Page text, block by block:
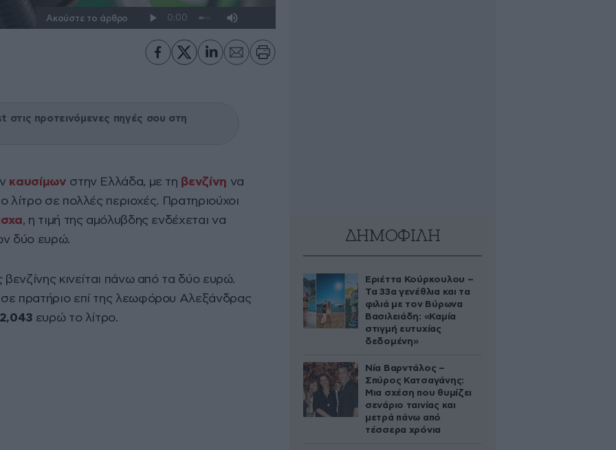
Ακούστε το άρθρο
στις προτεινόμενες πηγές σου στη
καυσίμων στην Ελλάδα, με τη βενζίνη να
σε πολλές περιοχές. Πρατηριούχοι
, η τιμή της αμόλυβδης ενδέχεται να
δύο ευρώ.
κινείται πάνω από τα δύο ευρώ.
πρατήριο επί της λεωφόρου Αλεξάνδρας
2,043 ευρώ το λίτρο.
ΔΗΜΟΦΙΛΗ
Εριέττα Κούρκουλου –
Τα 33α γενέθλια και τα
φιλιά με τον Βύρωνα
Βασιλειάδη: «Καμία
στιγμή ευτυχίας
δεδομένη»
Νία Βαρντάλος –
Σπύρος Κατσαγάνης:
Μια σχέση που θυμίζει
σενάριο ταινίας και
μετρά πάνω από
τέσσερα χρόνια